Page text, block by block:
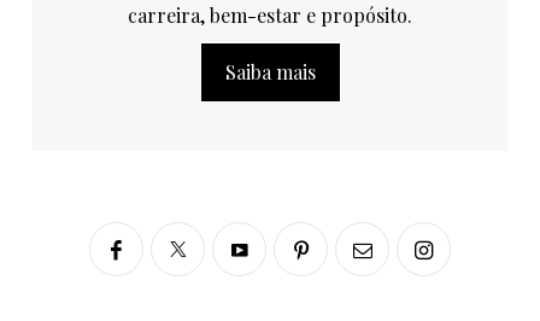
carreira, bem-estar e propósito.
Saiba mais